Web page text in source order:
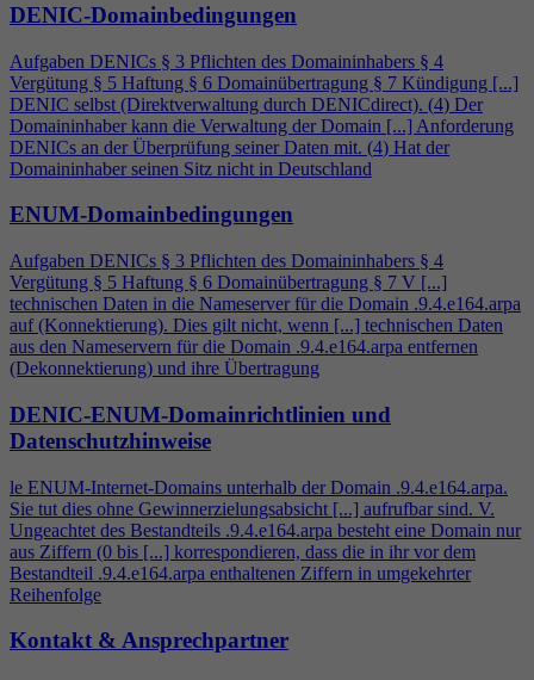
DENIC-Domainbedingungen
Aufgaben DENICs § 3 Pflichten des Domaininhabers § 4
Vergütung § 5 Haftung § 6 Domainübertragung § 7 Kündigung [...]
DENIC selbst (Direktverwaltung durch DENICdirect). (4) Der
Domaininhaber kann die Verwaltung der Domain [...] Anforderung
DENICs an der Überprüfung seiner Daten mit. (4) Hat der
Domaininhaber seinen Sitz nicht in Deutschland
ENUM-Domainbedingungen
Aufgaben DENICs § 3 Pflichten des Domaininhabers § 4
Vergütung § 5 Haftung § 6 Domainübertragung § 7 V [...]
technischen Daten in die Nameserver für die Domain .9.4.e164.arpa
auf (Konnektierung). Dies gilt nicht, wenn [...] technischen Daten
aus den Nameservern für die Domain .9.4.e164.arpa entfernen
(Dekonnektierung) und ihre Übertragung
DENIC-ENUM-Domainrichtlinien und
Datenschutzhinweise
le ENUM-Internet-Domains unterhalb der Domain .9.4.e164.arpa.
Sie tut dies ohne Gewinnerzielungsabsicht [...] aufrufbar sind. V.
Ungeachtet des Bestandteils .9.4.e164.arpa besteht eine Domain nur
aus Ziffern (0 bis [...] korrespondieren, dass die in ihr vor dem
Bestandteil .9.4.e164.arpa enthaltenen Ziffern in umgekehrter
Reihenfolge
Kontakt & Ansprechpartner